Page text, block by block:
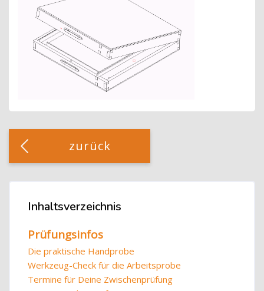
Blöcke
[Cocoon] Custom HTML überspringen
zurück
Inhaltsverzeichnis überspringen
Inhaltsverzeichnis
Prüfungsinfos
Die praktische Handprobe
Werkzeug-Check für die Arbeitsprobe
Termine für Deine Zwischenprüfung